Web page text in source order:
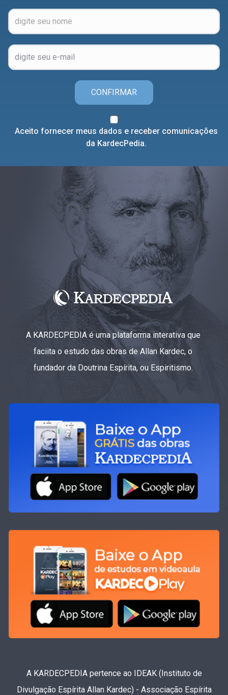
CONFIRMAR
Aceito fornecer meus dados e receber comunicações
da KardecPedia.
A KARDECPEDIA é uma plataforma interativa que
faciita o estudo das obras de Allan Kardec, o
fundador da Doutrina Espírita, ou Espiritismo.
A KARDECPEDIA pertence ao IDEAK (Instituto de
Divulgação Espírita Allan Kardec) - Associação Espírita